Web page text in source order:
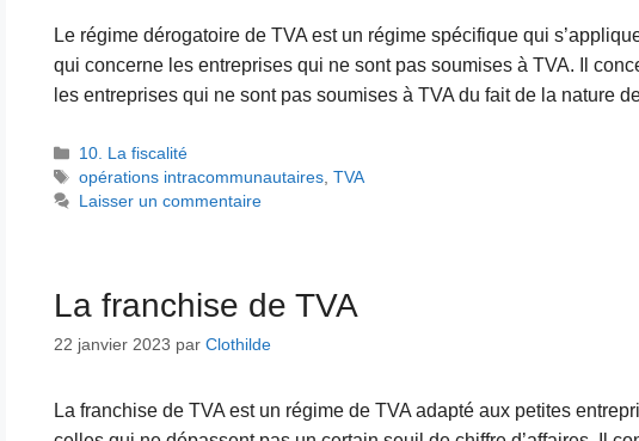
Le régime dérogatoire de TVA est un régime spécifique qui
qui concerne les entreprises qui ne sont pas soumises à TVA. Il
les entreprises qui ne sont pas soumises à TVA du fait de la nature
Catégories
10. La fiscalité
Étiquettes
opérations intracommunautaires,TVA
Laisser un commentaire
La franchise de TVA
22 janvier 2023 par Clothilde
La franchise de TVA est un régime de TVA adapté aux petites